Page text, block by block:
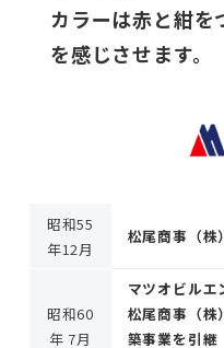
カラーは赤と紺を
を感じさせます。
昭和55
年12月
松尾商事（
昭和60
年 7月
マツオビル
松尾商事（株
築事業を引継